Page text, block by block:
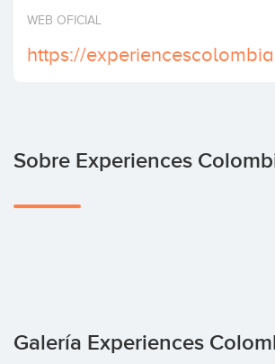
Invertir
WEB OFICIAL
https://
Sobre Experiences
Galería Experiences